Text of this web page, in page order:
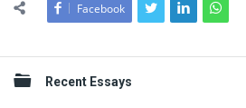
Facebook
Sidebar
Recent Essays